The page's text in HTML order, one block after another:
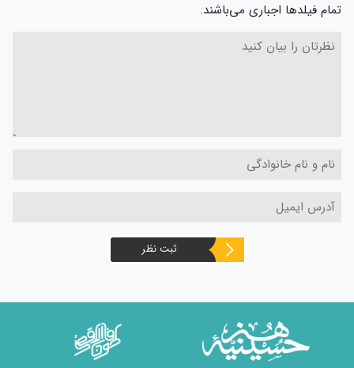
تمام فیلدها اجباری می‌باشند.
ثبت نظر